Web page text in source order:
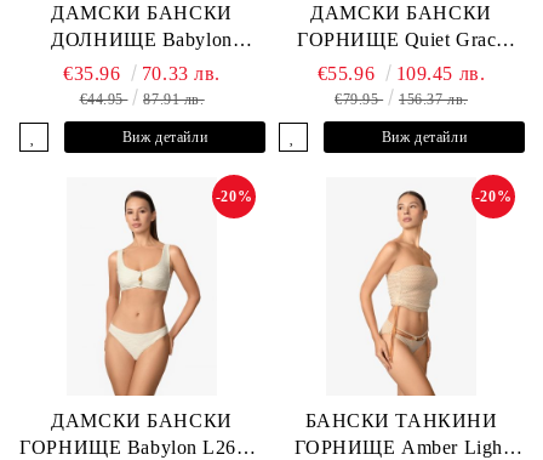
ДАМСКИ БАНСКИ
ДОЛНИЩЕ Babylon
L2613-Z-MTB MARC &
ANDRE
€35.96 70.33 лв.
€44.95 87.91 лв.
Виж детайли
ДАМСКИ БАНСКИ
ГОРНИЩЕ Quiet Grace
L2607-Y-352 MARC &
ANDRE
€55.96 109.45 лв.
€79.95 156.37 лв.
Виж детайли
ДАМСКИ БАНСКИ
ГОРНИЩЕ Babylon L2613-
-20%
БАНСКИ ТАНКИНИ
ГОРНИЩЕ Amber Light
-20%